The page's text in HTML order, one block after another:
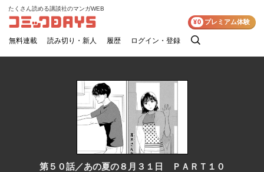
コミックDAYS
たくさん読める講談社のマンガWEB
無料連載 読み切り・新人 履歴 ログイン・登録
検
¥0 プレミアム体験
第５０話／あの夏の８月３１日 ＰＡＲＴ１０